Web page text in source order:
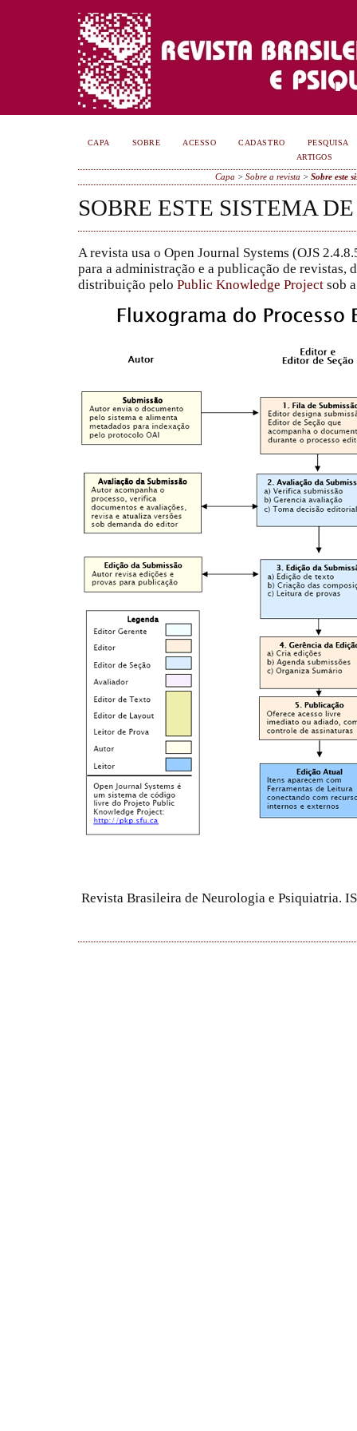
CAPA SOBRE ACESSO CADASTRO
PESQUISA
ARTIGOS
Capa >Sobre a revista >Sobre este
SOBRE ESTE SISTEMA
A revista usa o Open Journal Systems (OJS
para a administração e a publicação de revistas,
distribuição pelo Public Knowledge Project sob
Revista Brasileira de Neurologia e Psiquiatria.